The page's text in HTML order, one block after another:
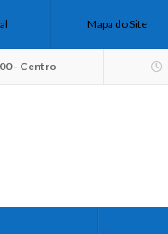
Mapa do Site
- Centro